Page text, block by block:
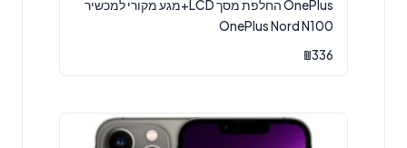
OnePlus החלפת מסך LCD+מגע מקורי למכשיר
OnePlus Nord N100
₪336